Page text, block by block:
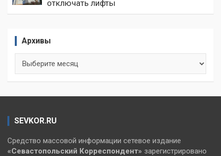
отключать лифты
Архивы
SEVKOR.RU
Средство массовой информации сетевое издание
«Севастопольский Корреспондент» зарегистрировано